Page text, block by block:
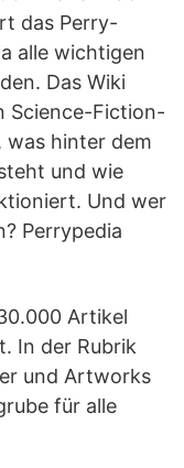
das Perry-
alle wichtigen
Das Wiki
Science-Fiction-
was hinter dem
und wie
Und wer
Perrypedia
Artikel
In der Rubrik
und Artworks
für alle